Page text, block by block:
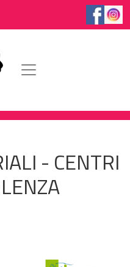
Salta al contenuto principale
- CENTRI